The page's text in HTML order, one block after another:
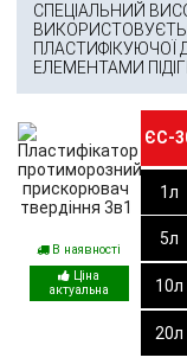
СПЕЦІАЛЬНИЙ
ПЛАСТИФІКУЮЧОЇ
ЕЛЕМЕНТАМИ
В наявності
ЄС-
1л
5л
10л
20л